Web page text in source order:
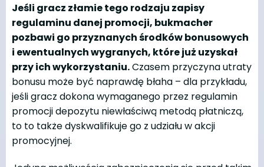
Jeśli gracz złamie tego rodzaju zapisy
regulaminu danej promocji, bukmacher
pozbawi go przyznanych środków bonusowych
i ewentualnych wygranych, które już uzyskał
przy ich wykorzystaniu.Czasem przyczyna utraty
bonusu może być naprawdę błaha – dla przykładu,
jeśli gracz dokona wymaganego przez regulamin
promocji depozytu niewłaściwą metodą płatniczą,
to to także dyskwalifikuje go z udziału w akcji
promocyjnej.